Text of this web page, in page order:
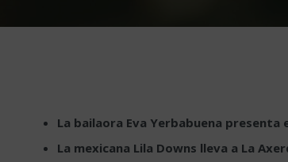
La bailaora Eva Yerbabuena presenta
La mexicana Lila Downs lleva a La